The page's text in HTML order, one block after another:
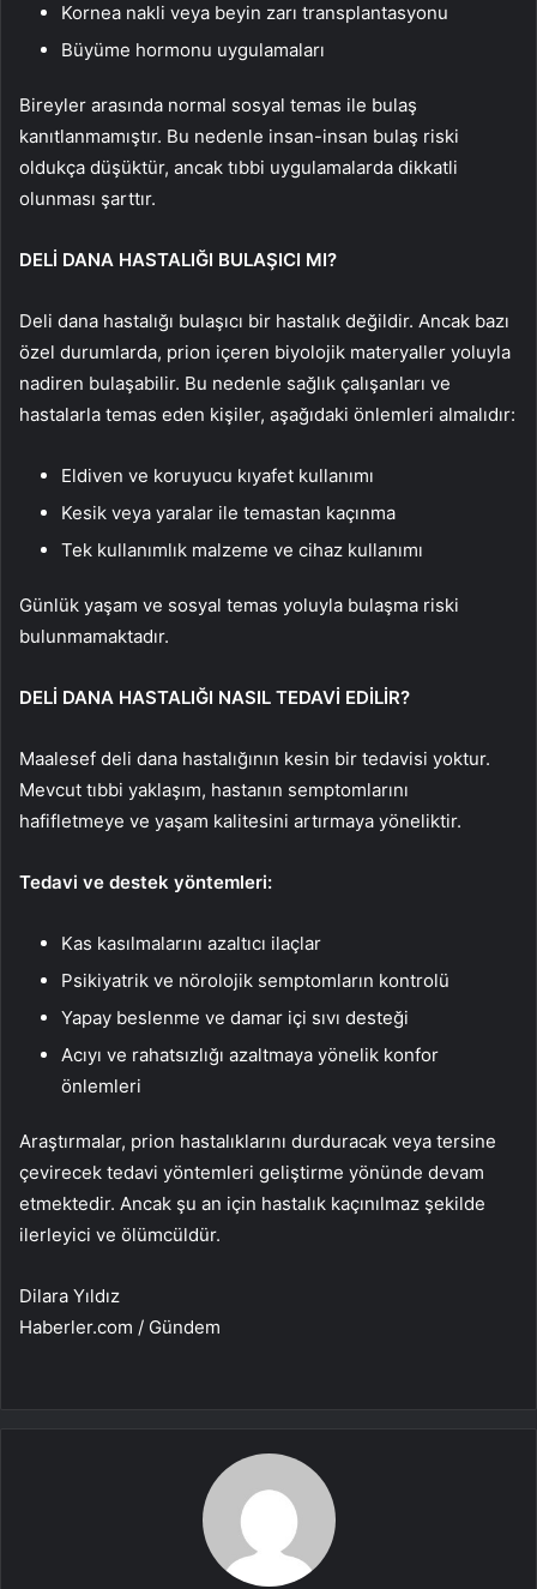
Kornea nakli veya beyin zarı transplantasyonu
Büyüme hormonu uygulamaları
Bireyler arasında normal sosyal temas ile bulaş
kanıtlanmamıştır. Bu nedenle insan-insan bulaş riski
oldukça düşüktür, ancak tıbbi uygulamalarda dikkatli
olunması şarttır.
DELİ DANA HASTALIĞI BULAŞICI MI?
Deli dana hastalığı bulaşıcı bir hastalık değildir. Ancak bazı
özel durumlarda, prion içeren biyolojik materyaller yoluyla
nadiren bulaşabilir. Bu nedenle sağlık çalışanları ve
hastalarla temas eden kişiler, aşağıdaki önlemleri almalıdır:
Eldiven ve koruyucu kıyafet kullanımı
Kesik veya yaralar ile temastan kaçınma
Tek kullanımlık malzeme ve cihaz kullanımı
Günlük yaşam ve sosyal temas yoluyla bulaşma riski
bulunmamaktadır.
DELİ DANA HASTALIĞI NASIL TEDAVİ EDİLİR?
Maalesef deli dana hastalığının kesin bir tedavisi yoktur.
Mevcut tıbbi yaklaşım, hastanın semptomlarını
hafifletmeye ve yaşam kalitesini artırmaya yöneliktir.
Tedavi ve destek yöntemleri:
Kas kasılmalarını azaltıcı ilaçlar
Psikiyatrik ve nörolojik semptomların kontrolü
Yapay beslenme ve damar içi sıvı desteği
Acıyı ve rahatsızlığı azaltmaya yönelik konfor
önlemleri
Araştırmalar, prion hastalıklarını durduracak veya tersine
çevirecek tedavi yöntemleri geliştirme yönünde devam
etmektedir. Ancak şu an için hastalık kaçınılmaz şekilde
ilerleyici ve ölümcüldür.
Dilara Yıldız
Haberler.com / Gündem